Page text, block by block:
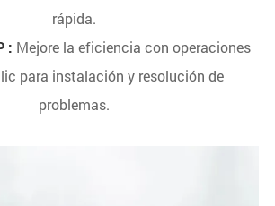
rápida.
: Mejore la eficiencia con operaciones
para instalación y resolución de
problemas.